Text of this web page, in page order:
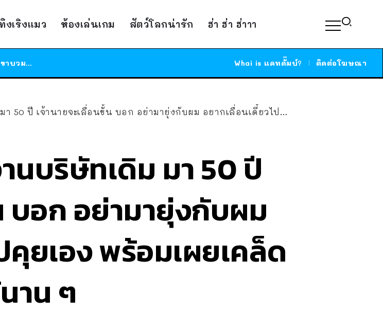
งเริงแมว ห้องเล่นเกม สัตว์โลกน่ารัก ฮ่า ฮ่า ฮ่าาา
ร้านอาหารในนิวยอร์กประกาศปิดตัวลง หลังอยู่มานานกว่า 45 ปี ติดป้ายขอบคุณลูกค้าทุกคน แถมสูตรทำไวท์ซอสให้แบบจัดเต็ม
ได้เวลาเด็กหนวดรวมตัว RF Online Next เปิดให้เล่นแล้ว เกม Sci-Fi MMORPG ระดับตำนาน เล่นได้ทั้งมือถือและ PC
สาวญี่ปุ่นโดนแมวตัวเองกัด ไม่ได้ไปหาหมอตั้งแต่เนิ่นๆ สุดท้ายขาบวม กลายเป็นโรคเนื้อเน่า เตือนทาสแมวทั้งหลายให้ระวัง
Whai is แคทดั๊มบ์? ติดต่อโฆษณา
ะเลื่อนขั้น บอก อย่ามายุ่งกับผม อยากเลื่อนเดี๋ยวไปคุยเอง พร้อมเผยเคล็ดลับทำงานที่เดิมได้นาน ๆ
นบริษัทเดิม มา 50 ปี
บอก อย่ามายุ่งกับผม
คุยเอง พร้อมเผยเคล็ด
าน ๆ